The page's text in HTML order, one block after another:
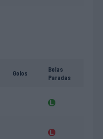
Golos
Bolas
Paradas